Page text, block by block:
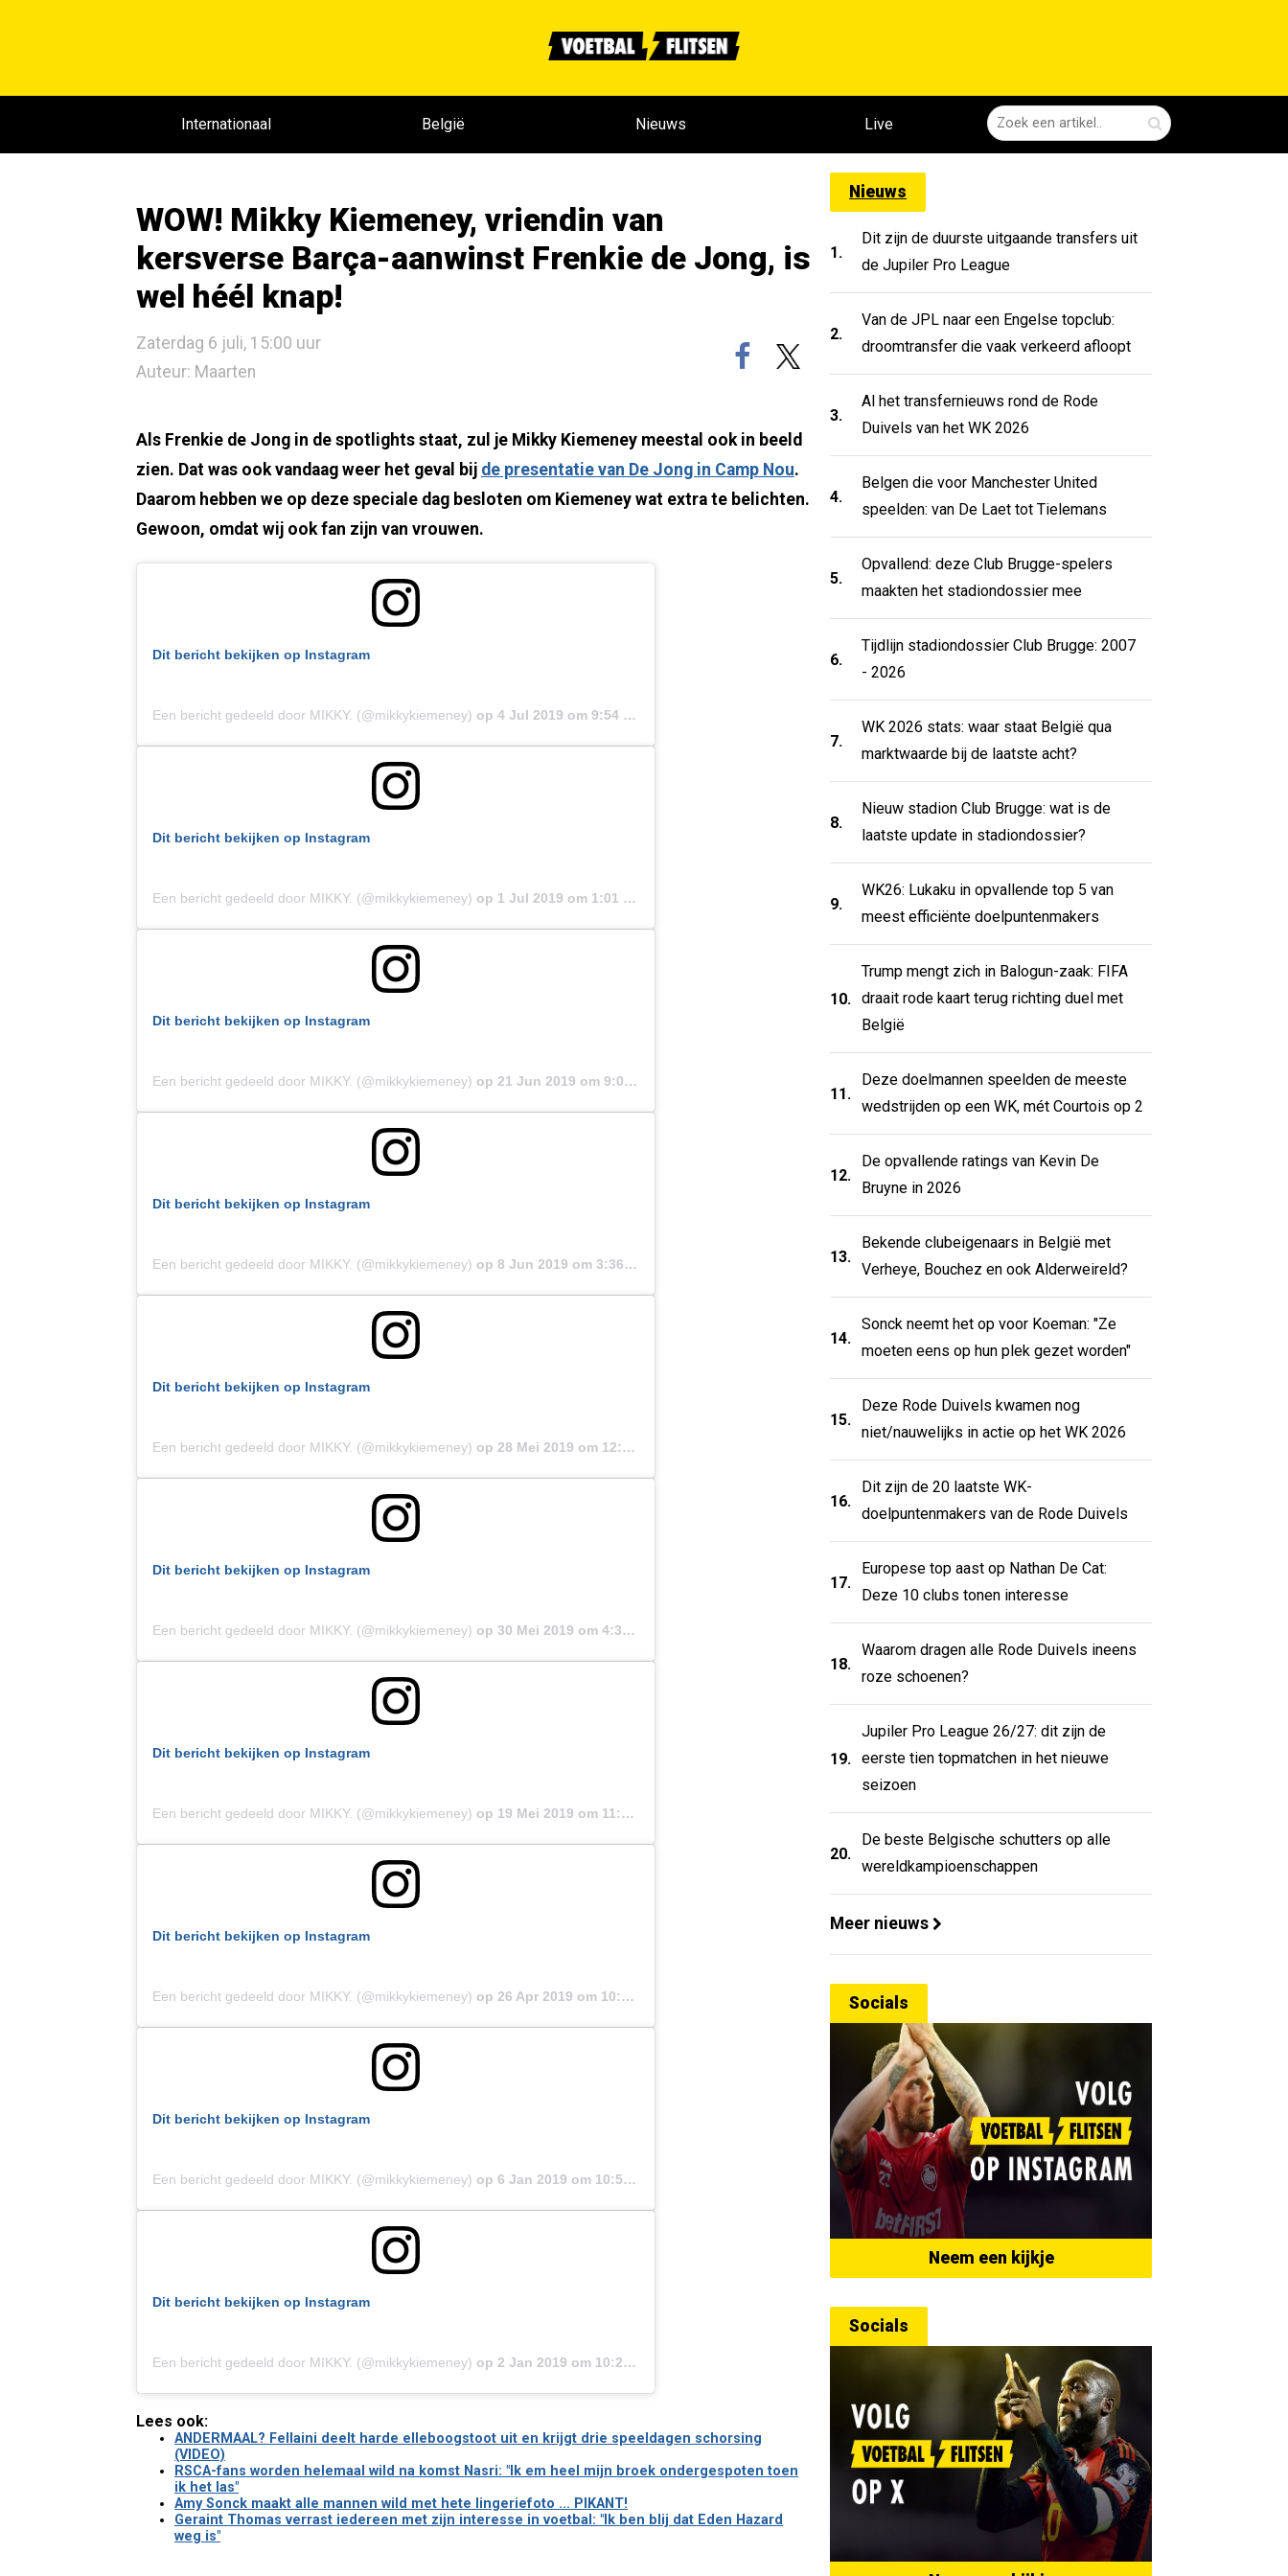
Internationaal België Nieuws Live
WOW! Mikky Kiemeney, vriendin van
kersverse Barça-aanwinst Frenkie de Jong, is
wel héél knap!
Zaterdag 6 juli, 15:00 uur
Auteur: Maarten
Als Frenkie de Jong in de spotlights staat, zul je Mikky Kiemeney meestal ook in beeld
zien. Dat was ook vandaag weer het geval bij de presentatie van De Jong in Camp Nou.
Daarom hebben we op deze speciale dag besloten om Kiemeney wat extra te belichten.
Gewoon, omdat wij ook fan zijn van vrouwen.
Dit bericht bekijken op Instagram
Een bericht gedeeld door MIKKY. (@mikkykiemeney) op 4 Jul 2019 om 9:54 (PDT)
Dit bericht bekijken op Instagram
Een bericht gedeeld door MIKKY. (@mikkykiemeney) op 1 Jul 2019 om 1:01 (PDT)
Dit bericht bekijken op Instagram
Een bericht gedeeld door MIKKY. (@mikkykiemeney) op 21 Jun 2019 om 9:08 (PDT)
Dit bericht bekijken op Instagram
Een bericht gedeeld door MIKKY. (@mikkykiemeney) op 8 Jun 2019 om 3:36 (PDT)
Dit bericht bekijken op Instagram
Een bericht gedeeld door MIKKY. (@mikkykiemeney) op 28 Mei 2019 om 12:13 (PDT)
Dit bericht bekijken op Instagram
Een bericht gedeeld door MIKKY. (@mikkykiemeney) op 30 Mei 2019 om 4:35 (PDT)
Dit bericht bekijken op Instagram
Een bericht gedeeld door MIKKY. (@mikkykiemeney) op 19 Mei 2019 om 11:32 (PDT)
Dit bericht bekijken op Instagram
Een bericht gedeeld door MIKKY. (@mikkykiemeney) op 26 Apr 2019 om 10:45 (PDT)
Dit bericht bekijken op Instagram
Een bericht gedeeld door MIKKY. (@mikkykiemeney) op 6 Jan 2019 om 10:50 (PST)
Dit bericht bekijken op Instagram
Een bericht gedeeld door MIKKY. (@mikkykiemeney) op 2 Jan 2019 om 10:28 (PST)
Lees ook:
ANDERMAAL? Fellaini deelt harde elleboogstoot uit en krijgt drie speeldagen schorsing
(VIDEO)
RSCA-fans worden helemaal wild na komst Nasri: "Ik em heel mijn broek ondergespoten toen
ik het las"
Amy Sonck maakt alle mannen wild met hete lingeriefoto ... PIKANT!
Geraint Thomas verrast iedereen met zijn interesse in voetbal: "Ik ben blij dat Eden Hazard
weg is"
Nieuws
1.
Dit zijn de duurste uitgaande transfers uit
de Jupiler Pro League
2.
Van de JPL naar een Engelse topclub:
droomtransfer die vaak verkeerd afloopt
3.
Al het transfernieuws rond de Rode
Duivels van het WK 2026
4.
Belgen die voor Manchester United
speelden: van De Laet tot Tielemans
5.
Opvallend: deze Club Brugge-spelers
maakten het stadiondossier mee
6.
Tijdlijn stadiondossier Club Brugge: 2007
- 2026
7.
WK 2026 stats: waar staat België qua
marktwaarde bij de laatste acht?
8.
Nieuw stadion Club Brugge: wat is de
laatste update in stadiondossier?
9.
WK26: Lukaku in opvallende top 5 van
meest efficiënte doelpuntenmakers
10.
Trump mengt zich in Balogun-zaak: FIFA
draait rode kaart terug richting duel met
België
11.
Deze doelmannen speelden de meeste
wedstrijden op een WK, mét Courtois op 2
12.
De opvallende ratings van Kevin De
Bruyne in 2026
13.
Bekende clubeigenaars in België met
Verheye, Bouchez en ook Alderweireld?
14.
Sonck neemt het op voor Koeman: "Ze
moeten eens op hun plek gezet worden"
15.
Deze Rode Duivels kwamen nog
niet/nauwelijks in actie op het WK 2026
16.
Dit zijn de 20 laatste WK-
doelpuntenmakers van de Rode Duivels
17.
Europese top aast op Nathan De Cat:
Deze 10 clubs tonen interesse
18.
Waarom dragen alle Rode Duivels ineens
roze schoenen?
19.
Jupiler Pro League 26/27: dit zijn de
eerste tien topmatchen in het nieuwe
seizoen
20.
De beste Belgische schutters op alle
wereldkampioenschappen
Meer nieuws
Socials
Neem een kijkje
Socials